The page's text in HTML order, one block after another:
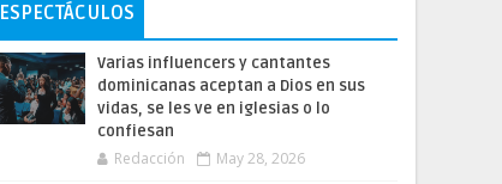
ESPECTÁCULOS
Varias influencers y cantantes
dominicanas aceptan a Dios en sus
vidas, se les ve en iglesias o lo
confiesan
Redacción May 28, 2026